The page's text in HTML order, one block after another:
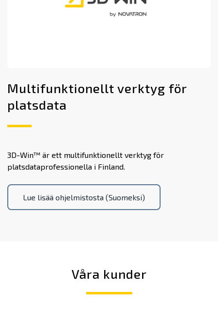
Multifunktionellt verktyg för
platsdata
3D-Win™ är ett multifunktionellt verktyg för
platsdataprofessionella i Finland.
Lue lisää ohjelmistosta (Suomeksi)
Våra kunder